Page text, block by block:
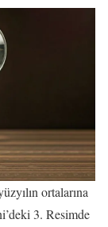
ortalarına
3. Resimde